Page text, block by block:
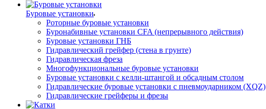
Буровые установки
Роторные буровые установки
Буронабивные установки CFA (непрерывного действия)
Буровые установки ГНБ
Гидравлический грейфер (стена в грунте)
Гидравлическая фреза
Многофункциональные буровые установки
Буровые установки с келли-штангой и обсадным столом
Гидравлические буровые установки с пневмоударником (XQZ)
Гидравлические грейферы и фрезы